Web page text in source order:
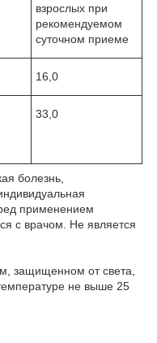
взрослых при
рекомендуемом
суточном приеме
16,0
33,0
болезнь,
применением
с врачом. Не является
защищенном от света,
не выше 25